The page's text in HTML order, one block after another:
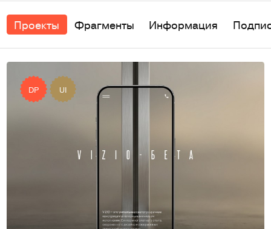
Проекты Фрагменты Информация
DP UI